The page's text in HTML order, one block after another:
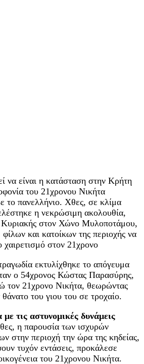
να είναι η κατάσταση στην Κρήτη
του 21χρονου Νικήτα
το πανελλήνιο. Χθες, σε κλίμα
η νεκρώσιμη ακολουθία,
Κυριακής στον Χώνο Μυλοποτάμου,
και κατοίκων της περιοχής να
χαιρετισμό στον 21χρονο
εκτυλίχθηκε το απόγευμα
ο 54χρονος Κώστας Παρασύρης,
τον 21χρονο Νικήτα, θεωρώντας
του γιου του σε τροχαίo.
τις αστυνομικές δυνάμεις
η παρουσία των ισχυρών
στην περιοχή την ώρα της κηδείας,
τυχόν εντάσεις, προκάλεσε
του 21χρονου Νικήτα.